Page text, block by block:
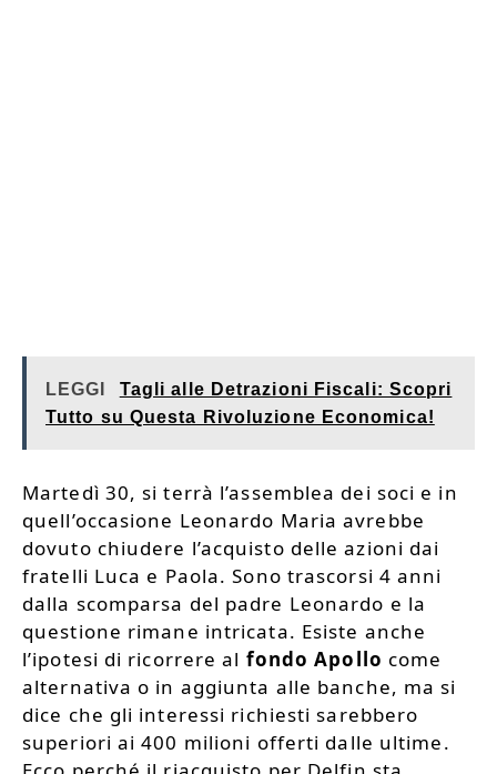
LEGGI
Tagli alle Detrazioni Fiscali: Scopri
Tutto su Questa Rivoluzione Economica!
Martedì 30, si terrà l’assemblea dei soci e in
quell’occasione Leonardo Maria avrebbe
dovuto chiudere l’acquisto delle azioni dai
fratelli Luca e Paola. Sono trascorsi 4 anni
dalla scomparsa del padre Leonardo e la
questione rimane intricata. Esiste anche
l’ipotesi di ricorrere al fondo Apollo come
alternativa o in aggiunta alle banche, ma si
dice che gli interessi richiesti sarebbero
superiori ai 400 milioni offerti dalle ultime.